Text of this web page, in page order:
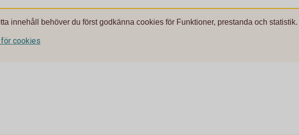
innehåll behöver du först godkänna cookies för Funktioner, prestanda och statistik.
cookies